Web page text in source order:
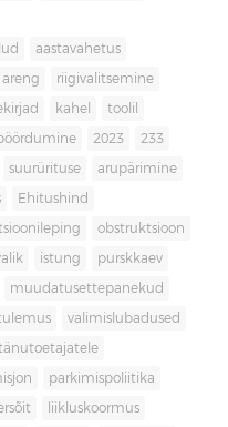
aastavahetus
areng riigivalitsemine
kahel toolil
2023 233
suurürituse arupärimine
Ehitushind
obstruktsioon
istung purskkaev
muudatusettepanekud
valimislubadused
parkimispoliitika
liikluskoormus